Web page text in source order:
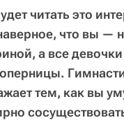
читать это
что вы —
а все
тем, как вы